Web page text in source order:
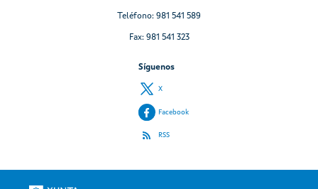
Teléfono: 981 541 589
Fax: 981 541 323
Síguenos
X
Facebook
RSS